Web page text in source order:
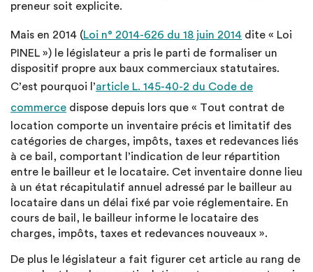
preneur soit explicite.
Mais en 2014 (Loi n° 2014-626 du 18 juin 2014 dite « Loi
PINEL ») le législateur a pris le parti de formaliser un
dispositif propre aux baux commerciaux statutaires.
C’est pourquoi l’article L. 145-40-2 du Code de
commerce dispose depuis lors que « Tout contrat de
location comporte un inventaire précis et limitatif des
catégories de charges, impôts, taxes et redevances liés
à ce bail, comportant l’indication de leur répartition
entre le bailleur et le locataire. Cet inventaire donne lieu
à un état récapitulatif annuel adressé par le bailleur au
locataire dans un délai fixé par voie réglementaire. En
cours de bail, le bailleur informe le locataire des
charges, impôts, taxes et redevances nouveaux ».
De plus le législateur a fait figurer cet article au rang de